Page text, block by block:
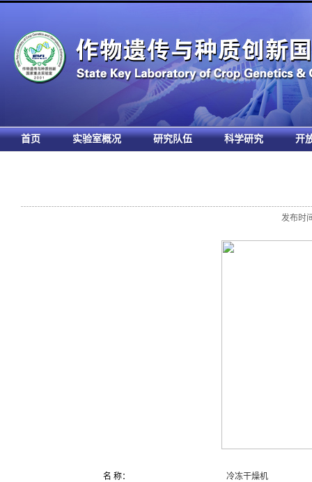
首页 实验室概况 研究队伍 科学研究 开
发布时
名 称：
冷冻干燥机